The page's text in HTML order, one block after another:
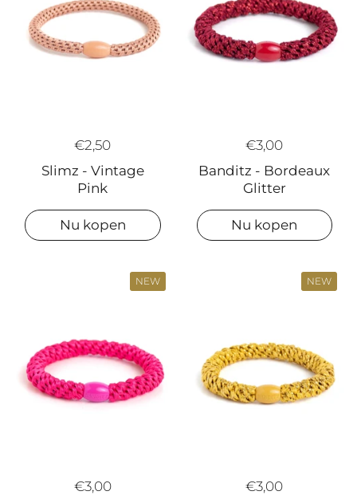
€2,50
Slimz - Vintage
Pink
Nu kopen
€3,00
Banditz - Bordeaux
Glitter
Nu kopen
€3,00
NEW
€3,00
NEW